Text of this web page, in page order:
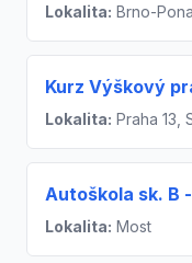
Lokalita: Brno-
Kurz Výškový
Lokalita: Praha 13,
Autoškola sk. B
Lokalita: Most